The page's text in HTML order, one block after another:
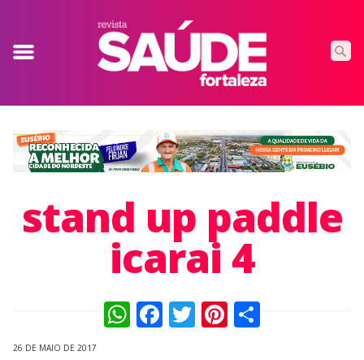
stand up paddle
icarai 4
WhatsApp
Facebook
TwitterPinterest
26 DE MAIO DE 2017